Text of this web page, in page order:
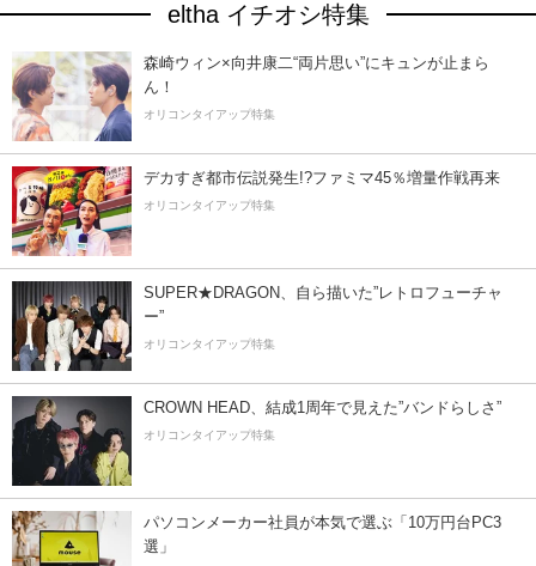
eltha イチオシ特集
森崎ウィン×向井康二“両片思い”にキュンが止まら
ん！
オリコンタイアップ特集
デカすぎ都市伝説発生!?ファミマ45％増量作戦再来
オリコンタイアップ特集
SUPER★DRAGON、自ら描いた”レトロフューチャ
ー”
オリコンタイアップ特集
CROWN HEAD、結成1周年で見えた”バンドらしさ”
オリコンタイアップ特集
パソコンメーカー社員が本気で選ぶ「10万円台PC3
選」